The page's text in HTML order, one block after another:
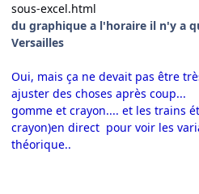
sous-excel.html
du graphique a l'horaire il n'y a
Versailles
Oui, mais ça ne devait pas être
ajuster des choses après coup...
gomme et crayon.... et les trains
crayon)en direct pour voir les
théorique..